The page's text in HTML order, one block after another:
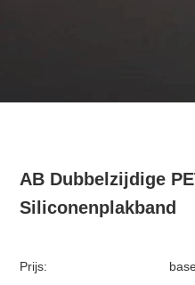
AB Dubbelzijdige
Siliconenplakband
Prijs: